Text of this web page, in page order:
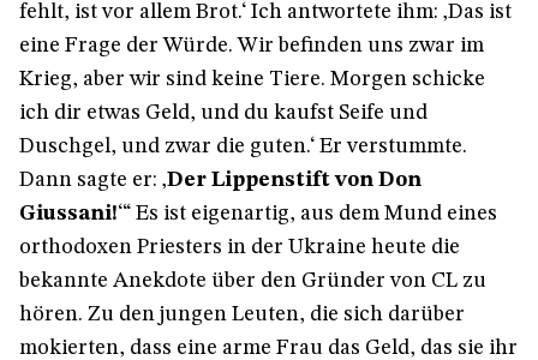
fehlt, ist vor allem Brot.‘ Ich antwortete ihm: ‚Das ist
eine Frage der Würde. Wir befinden uns zwar im
Krieg, aber wir sind keine Tiere. Morgen schicke
ich dir etwas Geld, und du kaufst Seife und
Duschgel, und zwar die guten.‘ Er verstummte.
Dann sagte er: ‚Der Lippenstift von Don
Giussani!‘“ Es ist eigenartig, aus dem Mund eines
orthodoxen Priesters in der Ukraine heute die
bekannte Anekdote über den Gründer von CL zu
hören. Zu den jungen Leuten, die sich darüber
mokierten, dass eine arme Frau das Geld, das sie ihr